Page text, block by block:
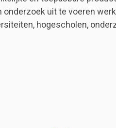
onderzoek uit te voeren
hogescholen,